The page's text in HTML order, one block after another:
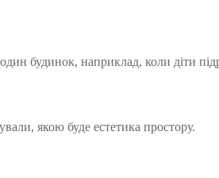
будинок, наприклад, коли діти
якою буде естетика простору.